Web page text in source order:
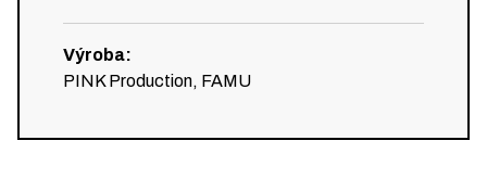
Výroba:
PINK Production, FAMU